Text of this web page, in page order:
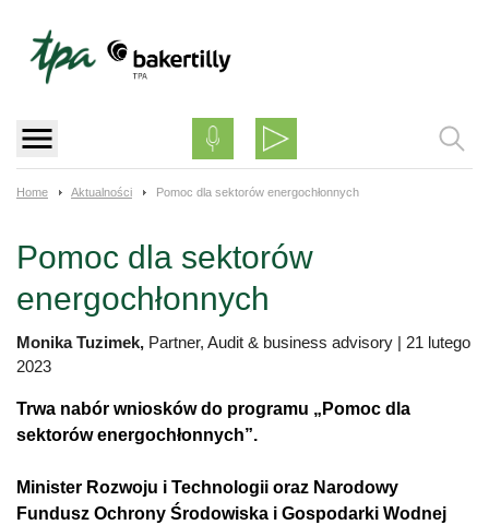
content
Home Aktualności Pomoc dla sektorów energochłonnych
Pomoc dla sektorów
energochłonnych
Monika Tuzimek, Partner, Audit & business advisory | 21 lutego
2023
Trwa nabór wniosków do programu „Pomoc dla
sektorów energochłonnych”.
Minister Rozwoju i Technologii oraz Narodowy
Fundusz Ochrony Środowiska i Gospodarki Wodnej